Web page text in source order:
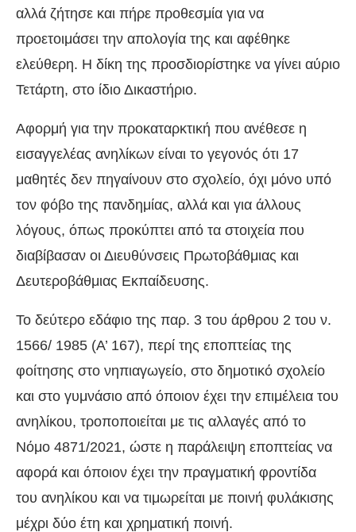
αλλά ζήτησε και πήρε προθεσμία για να
προετοιμάσει την απολογία της και αφέθηκε
ελεύθερη. Η δίκη της προσδιορίστηκε να γίνει αύριο
Τετάρτη, στο ίδιο Δικαστήριο.
Αφορμή για την προκαταρκτική που ανέθεσε η
εισαγγελέας ανηλίκων είναι το γεγονός ότι 17
μαθητές δεν πηγαίνουν στο σχολείο, όχι μόνο υπό
τον φόβο της πανδημίας, αλλά και για άλλους
λόγους, όπως προκύπτει από τα στοιχεία που
διαβίβασαν οι Διευθύνσεις Πρωτοβάθμιας και
Δευτεροβάθμιας Εκπαίδευσης.
Το δεύτερο εδάφιο της παρ. 3 του άρθρου 2 του ν.
1566/ 1985 (Α’ 167), περί της εποπτείας της
φοίτησης στο νηπιαγωγείο, στο δημοτικό σχολείο
και στο γυμνάσιο από όποιον έχει την επιμέλεια του
ανηλίκου, τροποποιείται με τις αλλαγές από το
Νόμο 4871/2021, ώστε η παράλειψη εποπτείας να
αφορά και όποιον έχει την πραγματική φροντίδα
του ανηλίκου και να τιμωρείται με ποινή φυλάκισης
μέχρι δύο έτη και χρηματική ποινή.